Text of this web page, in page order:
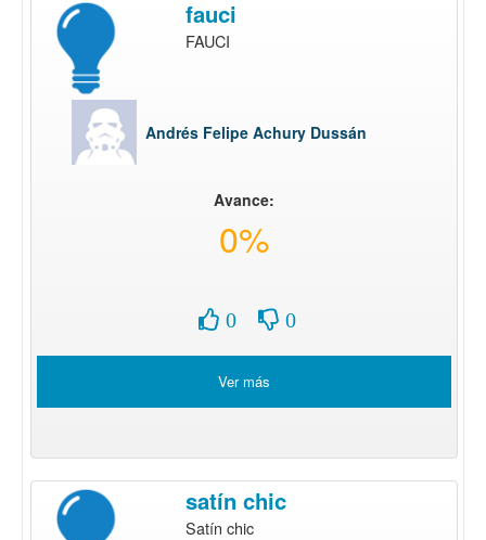
fauci
FAUCI
Andrés Felipe Achury Dussán
Avance:
0%
0 0
Ver más
satín chic
Satín chic